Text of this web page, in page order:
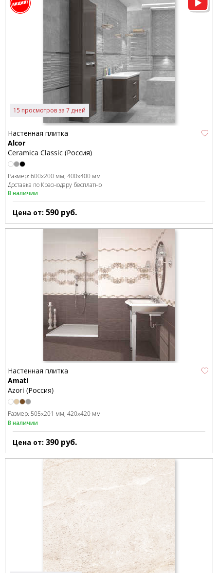
15 просмотров за 7 дней
Настенная плитка
Alcor
Ceramica Classic (Россия)
Размер: 600x200 мм 400x400 мм
Доставка по Краснодару бесплатно
В наличии
Цена от: 590 руб.
Настенная плитка
Amati
Azori (Россия)
Размер: 505x201 мм 420x420 мм
В наличии
Цена от: 390 руб.